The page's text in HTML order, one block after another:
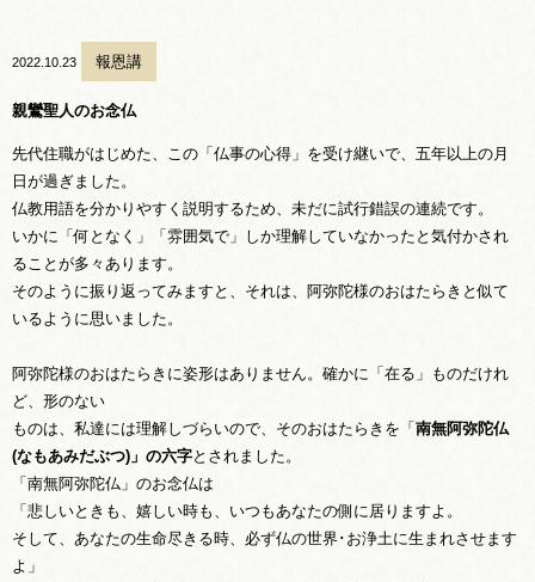
仏事の心得
アクセス
お問い合わせ
2022.10.23 報恩講
親鸞聖人のお念仏
先代住職がはじめた、この「仏事の心得」を受け継いで、五年以上の月
日が過ぎました。
仏教用語を分かりやすく説明するため、未だに試行錯誤の連続です。
いかに「何となく」「雰囲気で」しか理解していなかったと気付かされ
ることが多々あります。
そのように振り返ってみますと、それは、阿弥陀様のおはたらきと似て
いるように思いました。
阿弥陀様のおはたらきに姿形はありません。確かに「在る」ものだけれ
ど、形のない
ものは、私達には理解しづらいので、そのおはたらきを「南無阿弥陀仏
(なもあみだぶつ) 」の六字とされました。
「南無阿弥陀仏」のお念仏は
「悲しいときも、嬉しい時も、いつもあなたの側に居りますよ。
そして、あなたの生命尽きる時、必ず仏の世界･お浄土に生まれさせます
よ」